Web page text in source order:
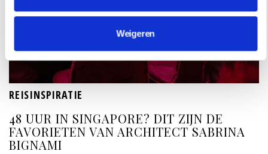
Weigeren
REISINSPIRATIE
48 UUR IN SINGAPORE? DIT ZIJN DE
FAVORIETEN VAN ARCHITECT SABRINA
BIGNAMI